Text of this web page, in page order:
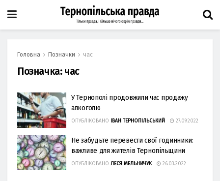
Головна Позначки час
Позначка: час
У Тернополі продовжили час продажу
алкоголю
ОПУБЛІКОВАНО ІВАН ТЕРНОПІЛЬСЬКИЙ 27.09.2022
Не забудьте перевести свої годинники:
важливе для жителів Тернопільщини
ОПУБЛІКОВАНО ЛЕСЯ МЕЛЬНИЧУК 26.03.2022